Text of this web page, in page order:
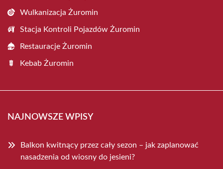
Wulkanizacja Żuromin
Stacja Kontroli Pojazdów Żuromin
Restauracje Żuromin
Kebab Żuromin
NAJNOWSZE WPISY
Balkon kwitnący przez cały sezon – jak zaplanować
nasadzenia od wiosny do jesieni?